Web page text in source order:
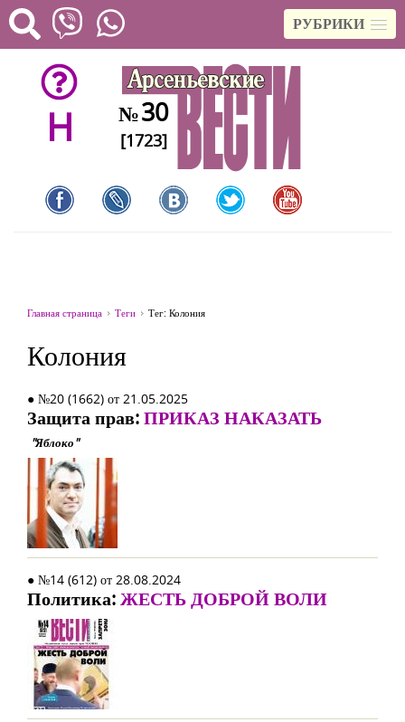
РУБРИКИ
H №30
[1723]
Главная страница Теги Тег: Колония
Колония
● №20 (1662) от 21.05.2025
Защита прав:ПРИКАЗ НАКАЗАТЬ
"Яблоко"
● №14 (612) от 28.08.2024
Политика:ЖЕСТЬ ДОБРОЙ ВОЛИ